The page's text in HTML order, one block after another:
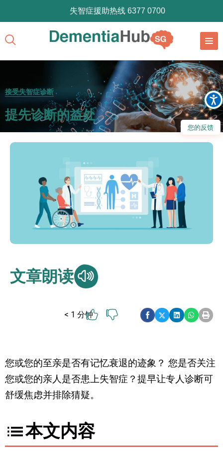
您的反馈
失智症援助热线 6377 0700
接受失智症诊断
提先诊断的益处
文章朗读
< 1 分钟
您或您的至亲是否有记忆衰退的迹象？ 您是否关注
您或您的亲人是否患上失智症？提早让专人诊断可
舒缓焦虑并排除猜疑。
本文内容